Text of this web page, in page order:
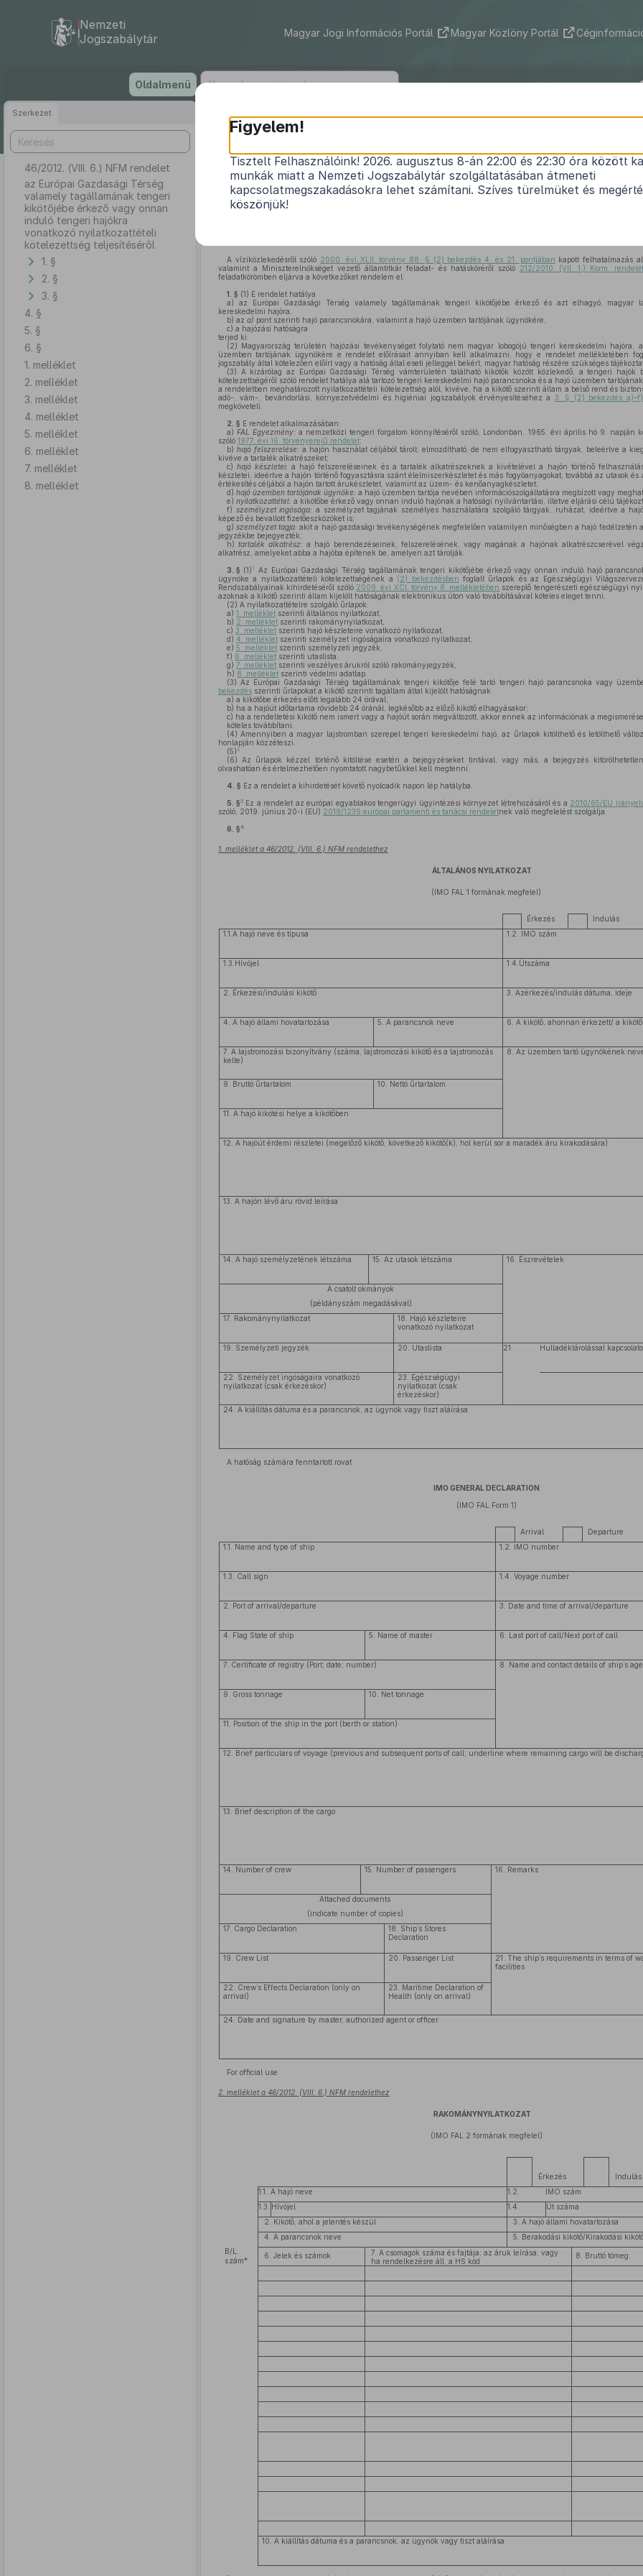
tartalomra
Nemzeti
Jogszabálytár
Magyar Jogi Információs Portál Magyar Közlöny Portál
Oldalmenü
Szerkezet
46/2012. (VIII. 6.) NFM rendelet
az Európai Gazdasági Térség
valamely tagállamának tengeri
kikötőjébe érkező vagy onnan
induló tengeri hajókra
vonatkozó nyilatkozattételi
kötelezettség teljesítéséről
1. §
2. §
3. §
4. §
5. §
6. §
1. melléklet
2. melléklet
3. melléklet
4. melléklet
5. melléklet
6. melléklet
7. melléklet
8. melléklet
46/2012. (VIII. 6.) NFM rendelet
az Európai Gazdasági Térség valamely tagállamának tengeri
vagy onnan induló tengeri hajókra vonatkozó nyilatkozattételi
A víziközlekedésről szóló 2000. évi XLII. törvény 88. § (2) bekezdés 4. és 21. pontjában kapott felhatalmazás
valamint a Miniszterelnökséget vezető államtitkár feladat- és hatásköréről szóló 212/2010. (VII. 1.) Korm.
feladatkörömben eljárva a következőket rendelem el:
1. § (1) E rendelet hatálya
a) az Európai Gazdasági Térség valamely tagállamának tengeri kikötőjébe érkező és azt elhagyó, magyar
kereskedelmi hajóra,
b) az a) pont szerinti hajó parancsnokára, valamint a hajó üzemben tartójának ügynökére,
c) a hajózási hatóságra
terjed ki.
(2) Magyarország területén hajózási tevékenységet folytató nem magyar lobogójú tengeri kereskedelmi hajóra,
üzemben tartójának ügynökére e rendelet előírásait annyiban kell alkalmazni, hogy e rendelet mellékletében
jogszabály által kötelezően előírt vagy a hatóság által eseti jelleggel bekért, magyar hatóság részére szükséges
(3) A kizárólag az Európai Gazdasági Térség vámterületén található kikötők között közlekedő, a tengeri hajók
kötelezettségéről szóló rendelet hatálya alá tartozó tengeri kereskedelmi hajó parancsnoka és a hajó üzemben
a rendeletben meghatározott nyilatkozattételi kötelezettség alól, kivéve, ha a kikötő szerinti állam a belső rend és
adó-, vám-, bevándorlási, környezetvédelmi és higiéniai jogszabályok érvényesítéséhez a 3. § (2) bekezdés
megköveteli.
2. § E rendelet alkalmazásában:
a) FAL Egyezmény: a nemzetközi tengeri forgalom könnyítéséről szóló, Londonban, 1965. évi április hó 9. napján
szóló 1977. évi 16. törvényerejű rendelet;
b) hajó felszerelése: a hajón használat céljából tárolt, elmozdítható, de nem elfogyasztható tárgyak, beleértve a
kivéve a tartalék alkatrészeket;
c) hajó készletei: a hajó felszereléseinek és a tartalék alkatrészeknek a kivételével a hajón történő
készletei, ideértve a hajón történő fogyasztásra szánt élelmiszerkészletet és más fogyóanyagokat, továbbá az utasok és
értékesítés céljából a hajón tartott árukészletet, valamint az üzem- és kenőanyagkészletet;
d) hajó üzemben tartójának ügynöke: a hajó üzemben tartója nevében információszolgáltatásra megbízott vagy
e) nyilatkozattétel: a kikötőbe érkező vagy onnan induló hajónak a hatósági nyilvántartási, illetve eljárási célú
f) személyzet ingósága: a személyzet tagjának személyes használatára szolgáló tárgyak, ruházat, ideértve a
képező és bevallott fizetőeszközöket is;
g) személyzet tagja: akit a hajó gazdasági tevékenységének megfelelően valamilyen minőségben a hajó fedélzetén
jegyzékbe bejegyezték;
h) tartalék alkatrész: a hajó berendezéseinek, felszerelésének, vagy magának a hajónak alkatrészcserével
alkatrész, amelyeket abba a hajóba építenek be, amelyen azt tárolják.
3. § (1) 1
Az Európai Gazdasági Térség tagállamának tengeri kikötőjébe érkező vagy onnan induló hajó
ügynöke a nyilatkozattételi kötelezettségének a (2) bekezdésben foglalt űrlapok és az Egészségügyi
Rendszabályainak kihirdetéséről szóló 2009. évi XCI. törvény 8. mellékletében szereplő tengerészeti egészségügyi
azoknak a kikötő szerinti állam kijelölt hatóságának elektronikus úton való továbbításával köteles eleget tenni.
(2) A nyilatkozattételre szolgáló űrlapok:
a) 1. mellékletszerinti általános nyilatkozat,
b) 2. mellékletszerinti rakománynyilatkozat,
c) 3. mellékletszerinti hajó készleteire vonatkozó nyilatkozat,
d) 4. mellékletszerinti személyzet ingóságaira vonatkozó nyilatkozat,
e) 5. mellékletszerinti személyzeti jegyzék,
f) 6. mellékletszerinti utaslista,
g) 7. mellékletszerinti veszélyes árukról szóló rakományjegyzék,
h) 8. mellékletszerinti védelmi adatlap.
(3) Az Európai Gazdasági Térség tagállamának tengeri kikötője felé tartó tengeri hajó parancsnoka vagy
bekezdésszerinti űrlapokat a kikötő szerinti tagállam által kijelölt hatóságnak
a) a kikötőbe érkezés előtt legalább 24 órával;
b) ha a hajóút időtartama rövidebb 24 óránál, legkésőbb az előző kikötő elhagyásakor;
c) ha a rendeltetési kikötő nem ismert vagy a hajóút során megváltozott, akkor ennek az információnak a
köteles továbbítani.
(4) Amennyiben a magyar lajstromban szerepel tengeri kereskedelmi hajó, az űrlapok kitölthető és letölthető
honlapján közzéteszi.
(5) 2
(6) Az űrlapok kézzel történő kitöltése esetén a bejegyzéseket tintával, vagy más, a bejegyzés
olvashatóan és értelmezhetően nyomtatott nagybetűkkel kell megtenni.
4. § Ez a rendelet a kihirdetését követő nyolcadik napon lép hatályba.
5. §3 Ez a rendelet az európai egyablakos tengerügyi ügyintézési környezet létrehozásáról és a 2010/65/EU
szóló, 2019. június 20-i (EU) 2019/1239 európai parlamenti és tanácsi rendeletnek való megfelelést szolgálja.
6. §4
1. melléklet a 46/2012. (VIII. 6.) NFM rendelethez
ÁLTALÁNOS NYILATKOZAT
(IMO FAL 1 formának megfelel)
Érkezés
Indulás
1.1.A hajó neve és típusa
1.2. IMO szám
1.3.Hívójel 1.4.Útszáma
2. Érkezési/indulási kikötő 3. Azérkezés/indulás dátuma, ideje
4. A hajó állami hovatartozása 5. A parancsnok neve 6. A kikötő, ahonnan érkezett/ a
7. A lajstromozási bizonyítvány (száma, lajstromozási kikötő és a lajstromozás
kelte)
8. Az üzemben tartó ügynökének
9. Bruttó űrtartalom 10. Nettó űrtartalom
11. A hajó kikötési helye a kikötőben
12. A hajóút érdemi részletei (megelőző kikötő, következő kikötő(k), hol kerül sor a maradék áru kirakodására)
13. A hajón lévő áru rövid leírása
14. A hajó személyzetének létszáma 15. Az utasok létszáma 16. Észrevételek
A csatolt okmányok
(példányszám megadásával)
17. Rakománynyilatkozat
18. Hajó készleteire
vonatkozó nyilatkozat
19. Személyzeti jegyzék 20. Utaslista 21. Hulladéktárolással
22. Személyzet ingóságaira vonatkozó
nyilatkozat (csak érkezéskor)
23. Egészségügyi
nyilatkozat (csak
érkezéskor)
24. A kiállítás dátuma és a parancsnok, az ügynök vagy tiszt aláírása
A hatóság számára fenntartott rovat
IMO GENERAL DECLARATION
(IMO FAL Form 1)
Arrival
Departure
1.1. Name and type of ship
1.2. IMO number
1.3. Call sign 1.4. Voyage number
2. Port of arrival/departure 3. Date and time of arrival/departure
4. Flag State of ship 5. Name of master 6. Last port of call/Next port of call
7. Certificate of registry (Port; date; number) 8. Name and contact details of ship’s
9. Gross tonnage 10. Net tonnage
11. Position of the ship in the port (berth or station)
12. Brief particulars of voyage (previous and subsequent ports of call; underline where remaining cargo will be
13. Brief description of the cargo
14. Number of crew 15. Number of passengers 16. Remarks
Attached documents
(indicate number of copies)
17. Cargo Declaration
18. Ship’s Stores
Declaration
19. Crew List 20. Passenger List
21. The ship’s requirements in terms of
facilities
22. Crew’s Effects Declaration (only on
arrival)
23. Maritime Declaration of
Health (only on arrival)
24. Date and signature by master, authorized agent or officer
For official use
2. melléklet a 46/2012. (VIII. 6.) NFM rendelethez
RAKOMÁNYNYILATKOZAT
(IMO FAL 2 formának megfelel)
Érkezés Indulás
1.1. A hajó neve 1.2.
IMO szám
1.3. Hívójel 1.4.
Út száma
2. Kikötő, ahol a jelentés készül
3. A hajó állami hovatartozása
4. A parancsnok neve
5. Berakodási kikötő/Kirakodási
B/L
szám*
6. Jelek és számok
7. A csomagok száma és fajtája; az áruk leírása, vagy
ha rendelkezésre áll, a HS kód
8. Bruttó tömeg
10. A kiállítás dátuma és a parancsnok, az ügynök vagy tiszt aláírása
Figyelem!
Tisztelt Felhasználóink! 2026. augusztus 8-án 22:00 és 22:30 óra között
munkák miatt a Nemzeti Jogszabálytár szolgáltatásában átmeneti
kapcsolatmegszakadásokra lehet számítani. Szíves türelmüket és
köszönjük!